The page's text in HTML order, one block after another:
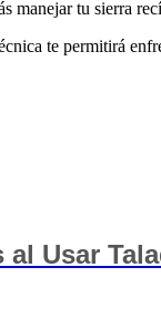
manejar tu sierra
te permitirá
al Usar